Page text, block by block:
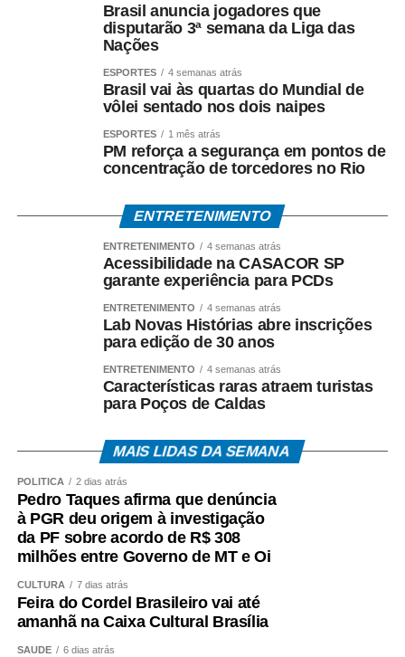
Brasil anuncia jogadores que
disputarão 3ª semana da Liga das
Nações
ESPORTES 4 semanas atrás
Brasil vai às quartas do Mundial de
vôlei sentado nos dois naipes
ESPORTES 1 mês atrás
PM reforça a segurança em pontos de
concentração de torcedores no Rio
ENTRETENIMENTO
ENTRETENIMENTO 4 semanas atrás
Acessibilidade na CASACOR SP
garante experiência para PCDs
ENTRETENIMENTO 4 semanas atrás
Lab Novas Histórias abre inscrições
para edição de 30 anos
ENTRETENIMENTO 4 semanas atrás
Características raras atraem turistas
para Poços de Caldas
MAIS LIDAS DA SEMANA
POLÍTICA 2 dias atrás
Pedro Taques afirma que denúncia
à PGR deu origem à investigação
da PF sobre acordo de R$ 308
milhões entre Governo de MT e Oi
CULTURA 7 dias atrás
Feira do Cordel Brasileiro vai até
amanhã na Caixa Cultural Brasília
SAÚDE 6 dias atrás